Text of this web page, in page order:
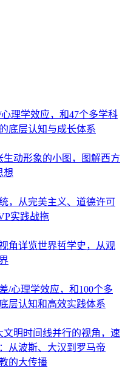
理学效应，和47个多学科
底层认知与成长体系
动形象的小图，图解西方
想
，从完美主义、道德许可
实践战拖
角详览世界哲学史，从观
/心理学效应，和100个多
层认知和高效实践体系
明时间线并行的视角，速
从波斯、大汉到罗马帝
的大传播